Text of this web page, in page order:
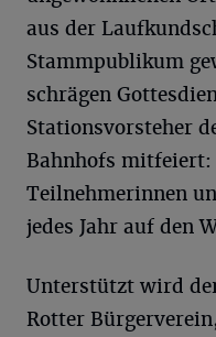
aus der
Stammpublikum
schrägen
Stationsvorsteher
Bahnhofs mitfeiert:
Teilnehmerinnen
jedes Jahr auf den
Unterstützt wird
Rotter